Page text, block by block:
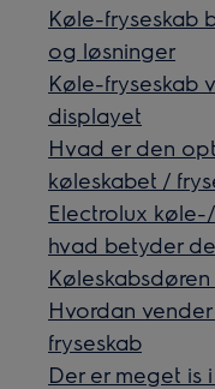
Køle-fryseskab
og løsninger
Køle-fryseskab
displayet
Hvad er den
køleskabet /
Electrolux
hvad betyder
Hvordan
fryseskab
Der er meget is